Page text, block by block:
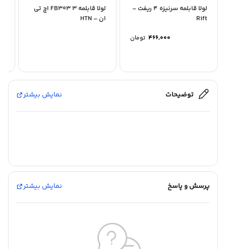
لولا قابلمه سرنیزه 4 ریفت –
Rift
466,000 تومان
لولا قابلمه 3 FB303 اچ تی
ان – HTN
توضیحات نمایش بیشتر
پرسش و پاسخ نمایش بیشتر